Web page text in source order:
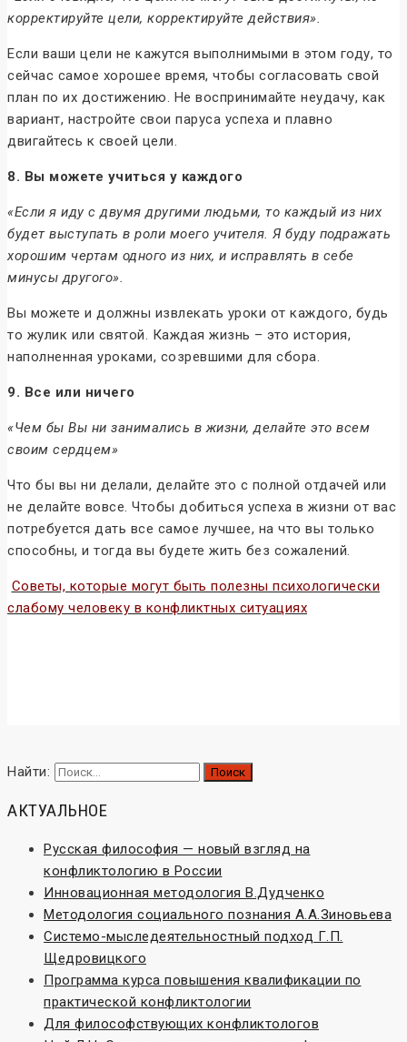
корректируйте цели, корректируйте действия».
Если ваши цели не кажутся выполнимыми в этом году, то
сейчас самое хорошее время, чтобы согласовать свой
план по их достижению. Не воспринимайте неудачу, как
вариант, настройте свои паруса успеха и плавно
двигайтесь к своей цели.
8. Вы можете учиться у каждого
«Если я иду с двумя другими людьми, то каждый из них
будет выступать в роли моего учителя. Я буду подражать
хорошим чертам одного из них, и исправлять в себе
минусы другого».
Вы можете и должны извлекать уроки от каждого, будь
то жулик или святой. Каждая жизнь – это история,
наполненная уроками, созревшими для сбора.
9. Все или ничего
«Чем бы Вы ни занимались в жизни, делайте это всем
своим сердцем»
Что бы вы ни делали, делайте это с полной отдачей или
не делайте вовсе. Чтобы добиться успеха в жизни от вас
потребуется дать все самое лучшее, на что вы только
способны, и тогда вы будете жить без сожалений.
Советы, которые могут быть полезны психологически
слабому человеку в конфликтных ситуациях
Найти:
АКТУАЛЬНОЕ
Русская философия — новый взгляд на
конфликтологию в России
Инновационная методология В.Дудченко
Методология социального познания А.А.Зиновьева
Системо-мыследеятельностный подход Г.П.
Щедровицкого
Программа курса повышения квалификации по
практической конфликтологии
Для философствующих конфликтологов